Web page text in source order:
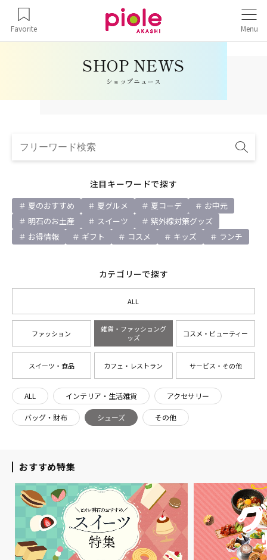
Favorite Menu
ショップニュース
注目キーワードで探す
夏のおすすめ 夏グルメ 夏コーデ
お中元
明石のお土産
スイーツ
紫外線対策グッズ
お得情報
ギフト コスメ キッズ ランチ
カテゴリーで探す
ALL
ファッション
雑貨・ファッショング
ッズ
コスメ・ビューティー
スイーツ・食品 カフェ・レストラン サービス・その他
ALL インテリア・生活雑貨 アクセサリー
バッグ・財布 シューズ その他
おすすめ特集